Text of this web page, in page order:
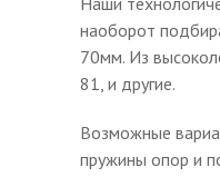
наоборот
70мм. Из
81, и другие.
Возможные
пружины опор и